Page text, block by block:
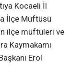
Kocaeli İl
İlçe Müftüsü
ilçe müftüleri ve
Kaymakamı
Erol